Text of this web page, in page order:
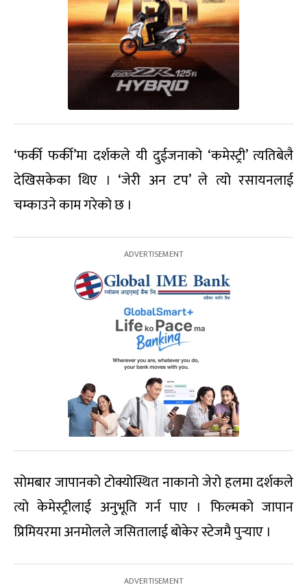
‘फर्की फर्की’मा दर्शकले यी दुईजनाको ‘कमेस्ट्री’ त्यतिबेलै
देखिसकेका थिए । ‘जेरी अन टप’ ले त्यो रसायनलाई
चम्काउने काम गरेको छ ।
सोमबार जापानको टोक्योस्थित नाकानो जेरो हलमा दर्शकले
त्यो केमेस्ट्रीलाई अनुभूति गर्न पाए । फिल्मको जापान
प्रिमियरमा अनमोलले जसितालाई बोकेर स्टेजमै पुर्‍याए ।